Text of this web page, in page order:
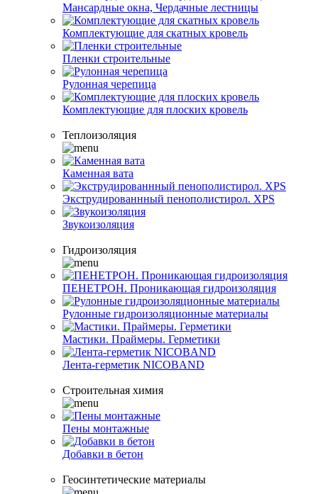
Мансардные окна, Чердачные лестницы
Комплектующие для скатных кровель
Пленки строительные
Рулонная черепица
Комплектующие для плоских кровель
Теплоизоляция
Каменная вата
Экструдированнный пенополистирол. XPS
Звукоизоляция
Гидроизоляция
ПЕНЕТРОН. Проникающая гидроизоляция
Рулонные гидроизоляционные материалы
Мастики. Праймеры. Герметики
Лента-герметик NICOBAND
Строительная химия
Пены монтажные
Добавки в бетон
Геосинтетические материалы